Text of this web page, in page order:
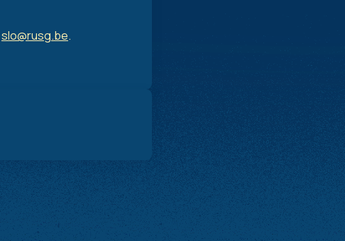
slo@rusg.be.